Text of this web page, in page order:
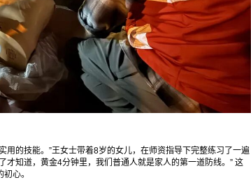
用的技能。”王女士带着8岁的女儿，在师资指导下完整练习了一遍
才知道，黄金4分钟里，我们普通人就是家人的第一道防线。” 这
心。